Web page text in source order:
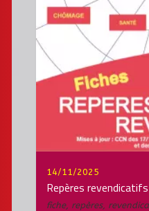
14/11/2025
Repères revendicatifs
fiche, repères,